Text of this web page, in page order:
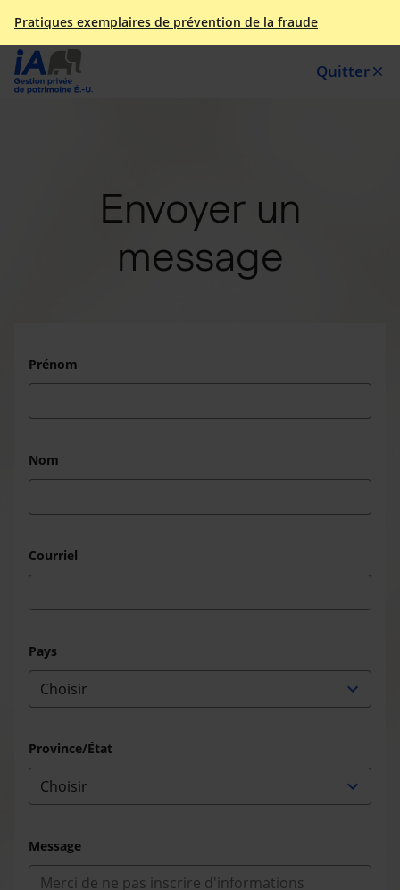
Pratiques exemplaires de prévention de la fraude
Quitter close
Envoyer un
message
Prénom
Nom
Courriel
Pays
Province/État
Message